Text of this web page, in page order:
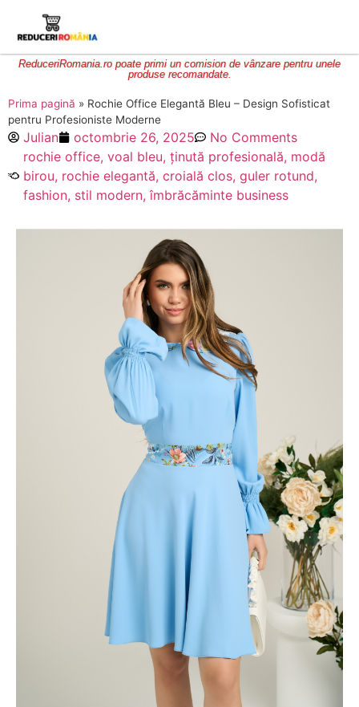
ReduceriRomania.ro poate primi un comision de vânzare pentru unele
produse recomandate.
Prima pagină » Rochie Office Elegantă Bleu – Design Sofisticat
pentru Profesioniste Moderne
Julian octombrie 26, 2025
No Comments
rochie office, voal bleu, ținută profesională, modă
birou, rochie elegantă, croială clos, guler rotund,
fashion, stil modern, îmbrăcăminte business